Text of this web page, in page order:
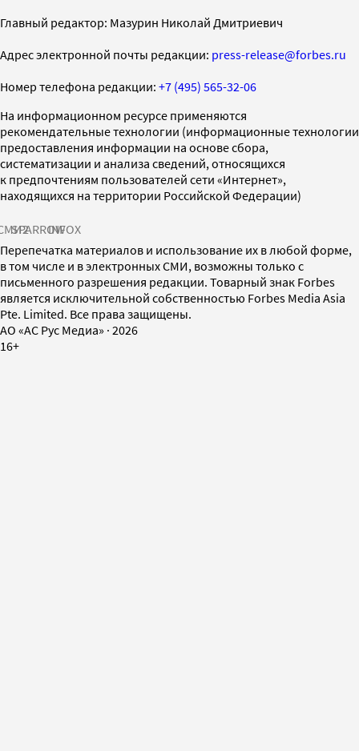
Главный редактор: Мазурин Николай Дмитриевич
Адрес электронной почты редакции: press-release@forbes.ru
Номер телефона редакции: +7 (495) 565-32-06
На информационном ресурсе применяются
рекомендательные технологии (информационные технологии
предоставления информации на основе сбора,
систематизации и анализа сведений, относящихся
к предпочтениям пользователей сети «Интернет»,
находящихся на территории Российской Федерации)
SPARROWINFOX
Перепечатка материалов и использование их в любой форме,
в том числе и в электронных СМИ, возможны только с
письменного разрешения редакции. Товарный знак Forbes
является исключительной собственностью Forbes Media Asia
Pte. Limited. Все права защищены.
AO «АС Рус Медиа» · 2026
16+